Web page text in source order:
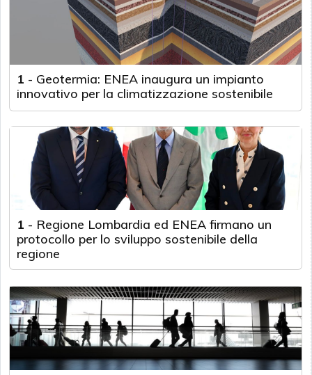
1 - Geotermia: ENEA inaugura un impianto
innovativo per la climatizzazione sostenibile
1 - Regione Lombardia ed ENEA firmano un
protocollo per lo sviluppo sostenibile della
regione